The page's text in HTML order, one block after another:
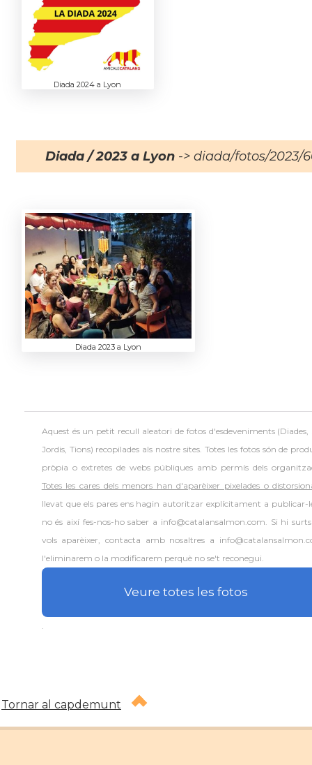
Diada 2024 a Lyon
Diada / 2023 a Lyon -> diada/fotos/2023/
Diada 2023 a Lyon
Aquest és un petit recull aleatori de fotos d'esdeveniments (Diades,
Jordis, Tions) recopilades als nostre sites. Totes les fotos són de
pròpia o extretes de webs públiques amb permís dels
Totes les cares dels menors han d'aparèixer pixelades o
llevat que els pares ens hagin autoritzar explícitament a publicar-
no és així fes-nos-ho saber a info@catalansalmon.com. Si hi
vols aparèixer, contacta amb nosaltres a
l'eliminarem o la modificarem perquè no se't reconegui.
Veure totes les fotos
Tornar al capdemunt